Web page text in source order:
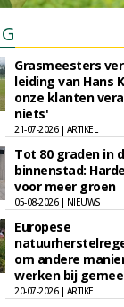
Grasmeesters
leiding van Hans
onze klanten
niets'
21-07-2026 | ARTIKEL
Tot 80 graden in
binnenstad:
voor meer groen
05-08-2026 | NIEUWS
Europese
om andere
werken bij
20-07-2026 | ARTIKEL